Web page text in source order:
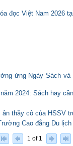
đọc Việt Nam 2026
ứng Ngày Sách
2024: Sách hay
thầy cô của HSSV
Cao đẳng Du lịch
1 of 1